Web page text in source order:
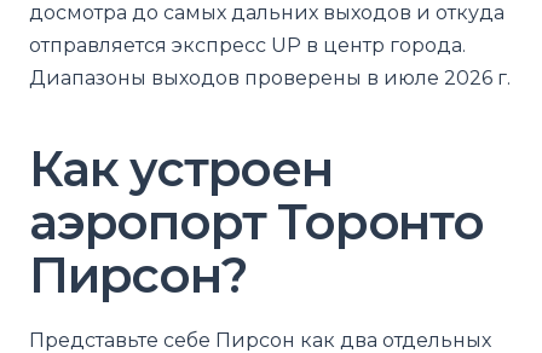
досмотра до самых дальних выходов и откуда
отправляется экспресс UP в центр города.
Диапазоны выходов проверены в июле 2026 г.
Как устроен
аэропорт Торонто
Пирсон?
Представьте себе Пирсон как два отдельных